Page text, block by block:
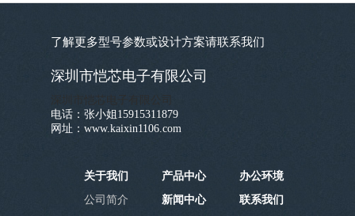
了解更多型号参数或设计方案请联系我们
深圳市恺芯电子有限公司
深圳市恺芯电子有限公司
电话：张小姐15915311879
网址：www.kaixin1106.com
关于我们
公司简介
产品中心
办公环境
新闻中心
联系我们